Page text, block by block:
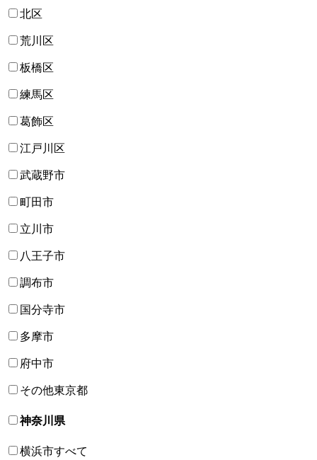
北区
荒川区
板橋区
練馬区
葛飾区
江戸川区
武蔵野市
町田市
立川市
八王子市
調布市
国分寺市
多摩市
府中市
その他東京都
神奈川県
横浜市すべて